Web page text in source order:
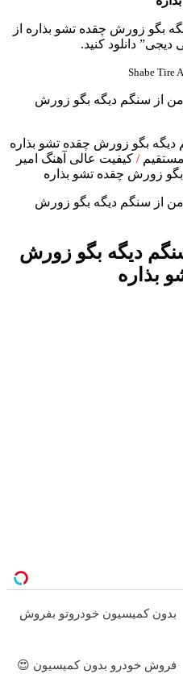
بگو زورش چقده تشو بذاره از
دیجی” دانلود کنید.
Shabe Tire
دیگه بگو زورش چقده تشو بذاره
مستقیم/ کیفیت عالی آهنگ امیر
زورش چقده تشو بذاره
سنگم دیگه بگو زورش
بذاره
بدون کمیسیون خودروتو بفروش
فروش خودرو بدون کمیسیون 😍